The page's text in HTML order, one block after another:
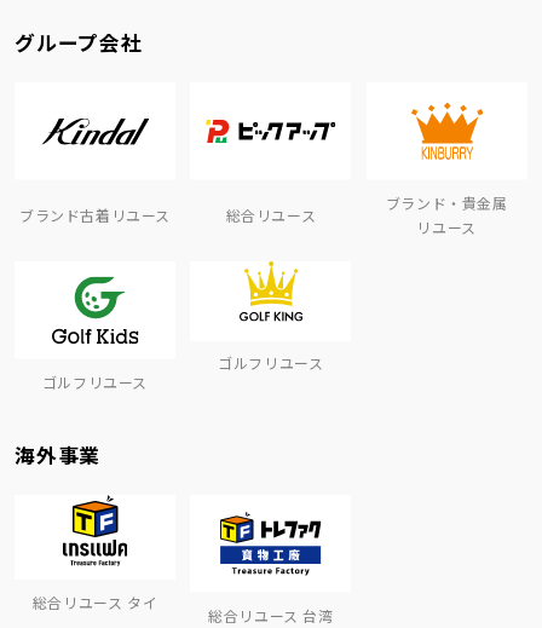
グループ会社
ブランド古着リユース 総合リユース
ブランド・貴金属
リユース
ゴルフリユース
ゴルフリユース
海外事業
総合リユース タイ
総合リユース 台湾